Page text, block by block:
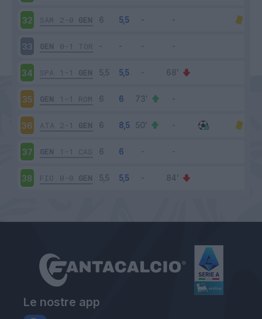
32 SAM 2-0 GEN
33 GEN 0-1 TOR
34 SPA 1-1 GEN
35 GEN 1-1 ROM
36 ATA 2-1 GEN
37 GEN 1-1 CAG
38 FIO 0-0 GEN
Le nostre app